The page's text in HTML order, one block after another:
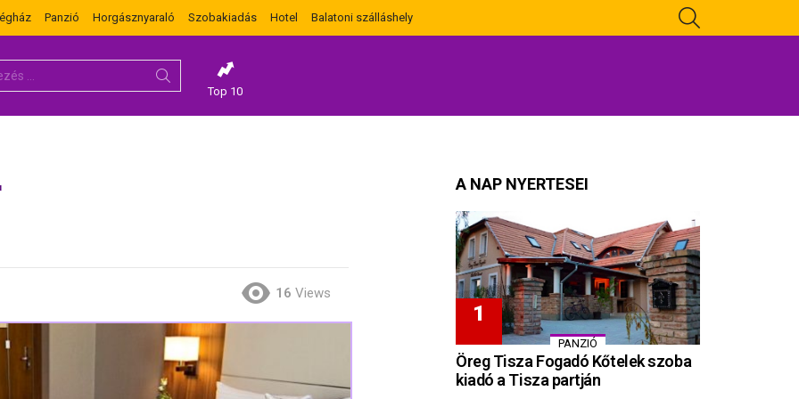
Panzió Horgásznyaraló Szobakiadás Hotel Balatoni szálláshely
Top 10
16 Views
A NAP NYERTESEI
PANZIÓ
Öreg Tisza Fogadó Kőtelek szoba
kiadó a Tisza partján